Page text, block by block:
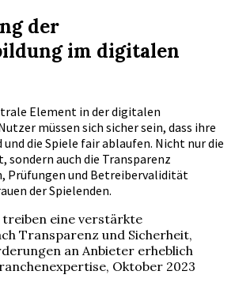
der
im digitalen
Element in der digitalen
müssen sich sicher sein, dass ihre
die Spiele fair ablaufen. Nicht nur die
sondern auch die Transparenz
Prüfungen und Betreibervalidität
der Spielenden.
treiben eine verstärkte
Transparenz und Sicherheit,
an Anbieter erheblich
Oktober 2023